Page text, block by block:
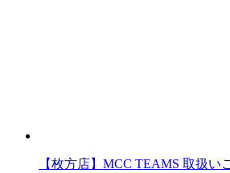
【枚方店】MCC TEAMS 取扱